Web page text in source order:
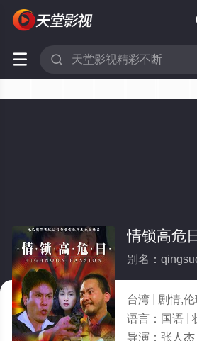
 
情锁高危日
别名：
台湾 剧情,伦
语言： 国语
导演： 张人杰